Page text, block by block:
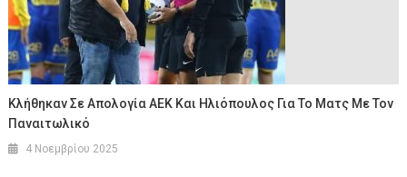
Κλήθηκαν Σε Απολογία ΑΕΚ Και Ηλιόπουλος Για Το Ματς Με Τον
Παναιτωλικό
4 Νοεμβρίου 2025